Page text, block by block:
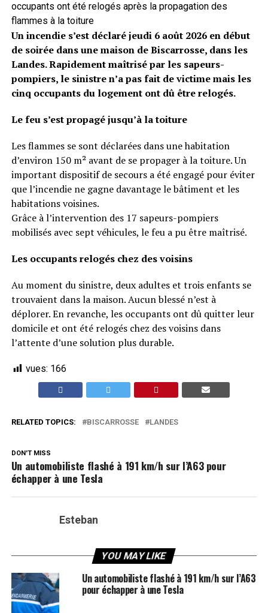
occupants ont été relogés après la propagation des
flammes à la toiture
Un incendie s’est déclaré jeudi 6 août 2026 en début
de soirée dans une maison de Biscarrosse, dans les
Landes. Rapidement maîtrisé par les sapeurs-
pompiers, le sinistre n’a pas fait de victime mais les
cinq occupants du logement ont dû être relogés.
Le feu s’est propagé jusqu’à la toiture
Les flammes se sont déclarées dans une habitation
d’environ 150 m² avant de se propager à la toiture. Un
important dispositif de secours a été engagé pour éviter
que l’incendie ne gagne davantage le bâtiment et les
habitations voisines.
Grâce à l’intervention des 17 sapeurs-pompiers
mobilisés avec sept véhicules, le feu a pu être maîtrisé.
Les occupants relogés chez des voisins
Au moment du sinistre, deux adultes et trois enfants se
trouvaient dans la maison. Aucun blessé n’est à
déplorer. En revanche, les occupants ont dû quitter leur
domicile et ont été relogés chez des voisins dans
l’attente d’une solution plus durable.
vues: 166
RELATED TOPICS: BISCARROSSE LANDES
DON'T MISS
Un automobiliste flashé à 191 km/h sur l’A63 pour
échapper à une Tesla
Esteban
YOU MAY LIKE
Un automobiliste flashé à 191 km/h sur l’A63
pour échapper à une Tesla